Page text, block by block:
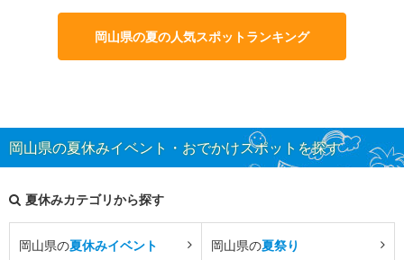
岡山県の夏の人気スポットランキング
岡山県の夏休みイベント・おでかけスポットを探す
夏休みカテゴリから探す
岡山県の夏休みイベント 岡山県の夏祭り